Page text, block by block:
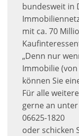
bundesweit in
mit ca. 70
„Denn nur
Immobilie
können Sie
Für alle
gerne an unter
06625-1820
oder schicken